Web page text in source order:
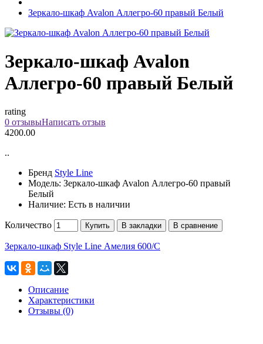
Зеркало-шкаф Avalon Аллегро-60 правый Белый
Зеркало-шкаф Avalon
Аллегро-60 правый Белый
rating
0 отзывыНаписать отзыв
4200.00
..
Бренд Style Line
Модель: Зеркало-шкаф Avalon Аллегро-60 правый
Белый
Наличие: Есть в наличии
Количество Купить В закладки В сравнение
Зеркало-шкаф Style Line Амелия 600/С
Описание
Характеристики
Отзывы (0)